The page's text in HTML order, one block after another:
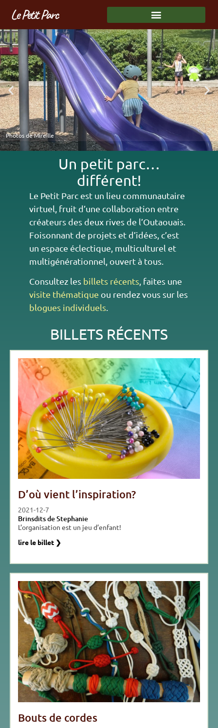
Le Petit Parc
Photos de Mireille
Un petit parc…
différent!
Le Petit Parc est un lieu communautaire
virtuel, fruit d’une collaboration entre
créateurs des deux rives de l’Outaouais.
Foisonnant de projets et d’idées, c’est
un espace éclectique, multiculturel et
multigénérationnel, ouvert à tous.
Consultez les billets récents, faites une
visite thématique ou rendez vous sur les
blogues individuels.
BILLETS RÉCENTS
D’où vient l’inspiration?
2021-12-7
Brinsdits de Stephanie
L’organisation est un jeu d’enfant!
lire le billet ❯
Bouts de cordes